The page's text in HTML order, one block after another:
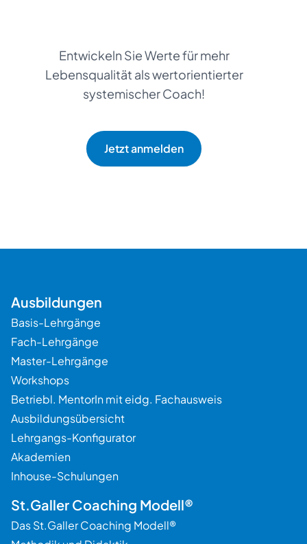
Entwickeln Sie Werte für mehr
Lebensqualität als wertorientierter
systemischer Coach!
Ausbildungen
Basis-Lehrgänge
Fach-Lehrgänge
Master-Lehrgänge
Workshops
Betriebl. MentorIn mit eidg. Fachausweis
Ausbildungsübersicht
Lehrgangs-Konfigurator
Akademien
Inhouse-Schulungen
St.Galler Coaching Modell®
Das St.Galler Coaching Modell®